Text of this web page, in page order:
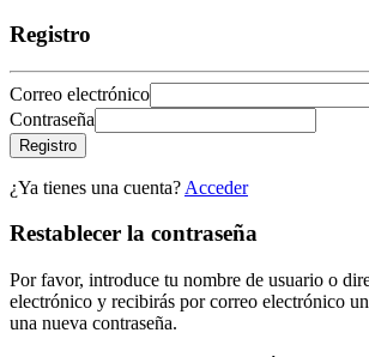
Registro
Correo electrónico
Contraseña
Registro
¿Ya tienes una cuenta? Acceder
Restablecer la contraseña
Por favor, introduce tu nombre de usuario o
electrónico y recibirás por correo electrónico
una nueva contraseña.